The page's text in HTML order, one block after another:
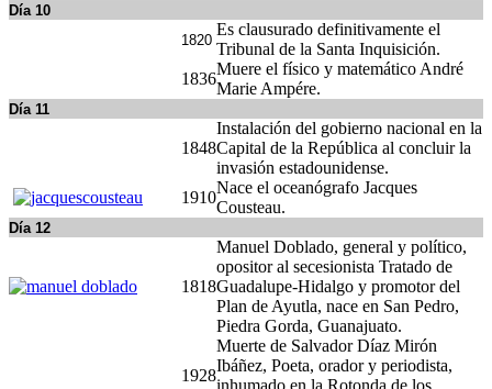
Día 10
1820
Es clausurado definitivamente el
Tribunal de la Santa Inquisición.
1836
Muere el físico y matemático André
Marie Ampére.
Día 11
1848
Instalación del gobierno nacional en la
Capital de la República al concluir la
invasión estadounidense.
1910
Nace el oceanógrafo Jacques
Cousteau.
Día 12
1818
Manuel Doblado, general y político,
opositor al secesionista Tratado de
Guadalupe-Hidalgo y promotor del
Plan de Ayutla, nace en San Pedro,
Piedra Gorda, Guanajuato.
1928
Muerte de Salvador Díaz Mirón
Ibáñez, Poeta, orador y periodista,
inhumado en la Rotonda de los